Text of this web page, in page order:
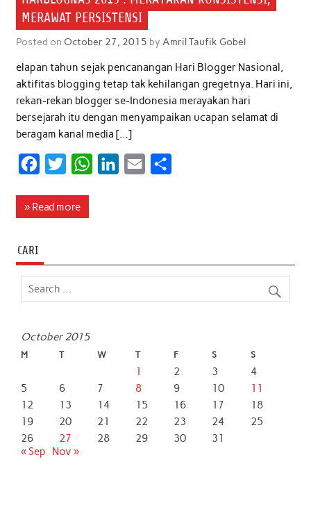
MERAWAT PERSISTENSI
Posted on October 27, 2015 by Amril Taufik Gobel
elapan tahun sejak pencanangan Hari Blogger Nasional,
aktifitas blogging tetap tak kehilangan gregetnya. Hari ini,
rekan-rekan blogger se-Indonesia merayakan hari
bersejarah itu dengan menyampaikan ucapan selamat di
beragam kanal media […]
c
o
o
i
e
W
A
d
» Read more
CARI
October 2015
M T W T F S S
1 2 3
4
5
6 7 8 9 10
11
12
13 14 15 16 17
18
19
20 21 22 23 24
25
26
27 28 29 30
31
« Sep
Nov »